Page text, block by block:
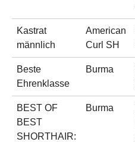
Kastrat
männlich
American
Curl SH
Beste
Ehrenklasse
Burma
BEST OF
BEST
SHORTHAIR:
Burma